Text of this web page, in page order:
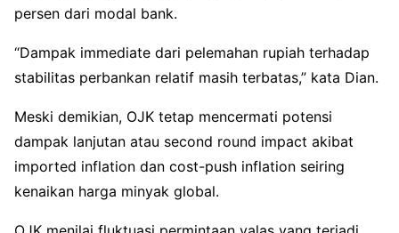
persen dari modal bank.
“Dampak immediate dari pelemahan rupiah terhadap
stabilitas perbankan relatif masih terbatas,” kata Dian.
Meski demikian, OJK tetap mencermati potensi
dampak lanjutan atau second round impact akibat
imported inflation dan cost-push inflation seiring
kenaikan harga minyak global.